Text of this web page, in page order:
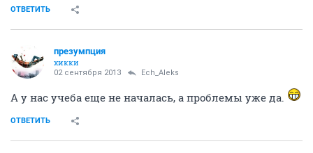
ОТВЕТИТЬ
презумпция
хикки
02 сентября 2013 Ech_Aleks
А у нас учеба еще не началась, а проблемы уже да.
ОТВЕТИТЬ